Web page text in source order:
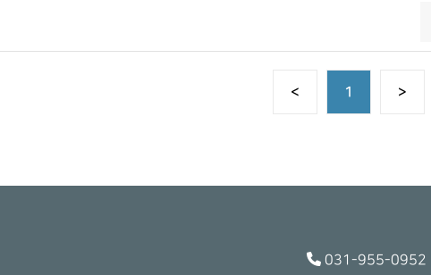
< 1 >
031-955-0952 |